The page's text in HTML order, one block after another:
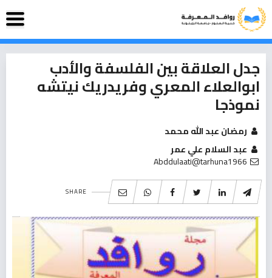
جدل العلاقة بين الفلسفة والأدب
ابوالعلاء المعري وفريدريك نيتشه
نموذجا
رمضان عبد الله محمد
عبد السلام علي عمر
SHARE